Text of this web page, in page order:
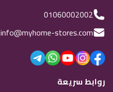
01060002002
info@myhome-stores.com
روابط سريعة